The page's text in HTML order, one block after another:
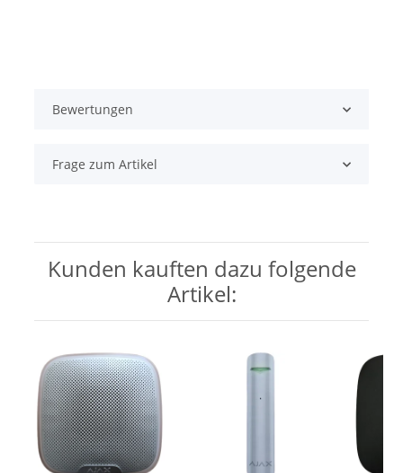
Bewertungen
Frage zum Artikel
Kunden kauften dazu folgende
Artikel: